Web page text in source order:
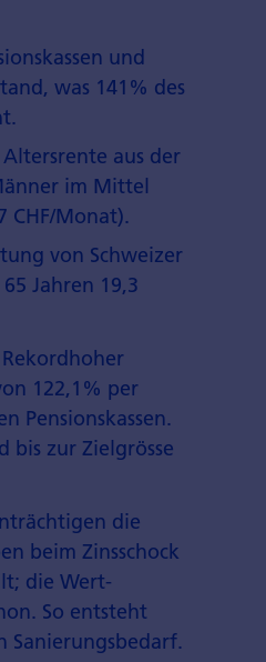
und
was 141% des
aus der
im Mittel
CHF/Monat).
von Schweizer
Jahren 19,3
Rekordhoher
122,1% per
Pensionskassen.
bis zur Zielgrösse
die
beim Zins­schock
die Wert­
So entsteht
Sanierungsbedarf.